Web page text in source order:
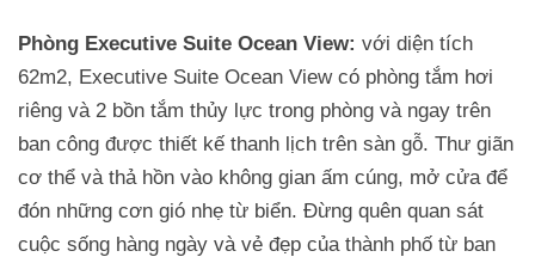
Phòng Executive Suite Ocean View: với diện tích
62m2, Executive Suite Ocean View có phòng tắm hơi
riêng và 2 bồn tắm thủy lực trong phòng và ngay trên
ban công được thiết kế thanh lịch trên sàn gỗ. Thư giãn
cơ thể và thả hồn vào không gian ấm cúng, mở cửa để
đón những cơn gió nhẹ từ biển. Đừng quên quan sát
cuộc sống hàng ngày và vẻ đẹp của thành phố từ ban